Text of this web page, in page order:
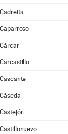
Cadreita
Caparroso
Cárcar
Carcastillo
Cascante
Cáseda
Castejón
Castillonuevo